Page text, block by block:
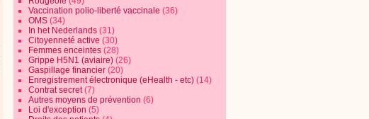
Vaccination polio-liberté vaccinale (36)
OMS (34)
In het Nederlands (31)
Citoyenneté active (30)
Femmes enceintes (28)
Grippe H5N1 (aviaire) (26)
Gaspillage financier (20)
Enregistrement électronique (eHealth - etc) (14)
Contrat secret(7)
Autres moyens de prévention (6)
Loi d'exception (5)